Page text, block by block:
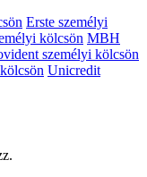
Erste személyi
kölcsön MBH
személyi kölcsön
Unicredit